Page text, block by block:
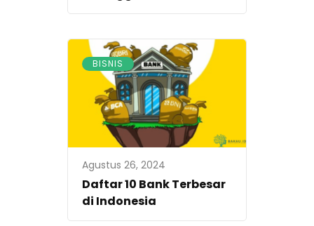
BISNIS
Agustus 26, 2024
Daftar 10 Bank Terbesar
di Indonesia